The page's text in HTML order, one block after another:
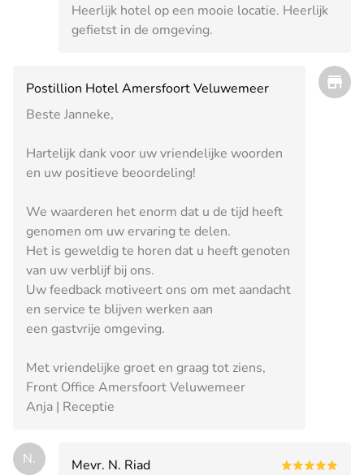
Heerlijk hotel op een mooie locatie. Heerlijk
gefietst in de omgeving.
Postillion Hotel Amersfoort Veluwemeer
Beste Janneke,
Hartelijk dank voor uw vriendelijke woorden
en uw positieve beoordeling!
We waarderen het enorm dat u de tijd heeft
genomen om uw ervaring te delen.
Het is geweldig te horen dat u heeft genoten
van uw verblijf bij ons.
Uw feedback motiveert ons om met aandacht
en service te blijven werken aan
een gastvrije omgeving.
Met vriendelijke groet en graag tot ziens,
Front Office Amersfoort Veluwemeer
Anja | Receptie
N.
Mevr. N. Riad